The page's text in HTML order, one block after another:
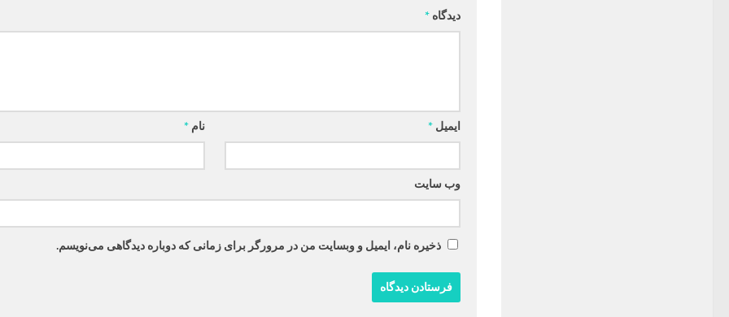
دیدگاه *
نام* ایمیل *
وب‌ سایت
ذخیره نام، ایمیل و وبسایت من در مرورگر برای زمانی که دوباره دیدگاهی می‌نویسم.